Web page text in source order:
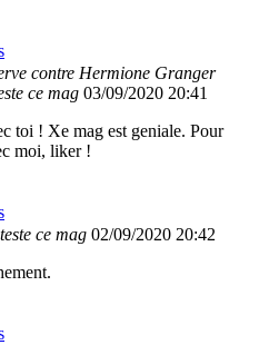
contre Hermione Granger
ce mag 03/09/2020 20:41
toi ! Xe mag est geniale. Pour
moi, liker !
ce mag 02/09/2020 20:42